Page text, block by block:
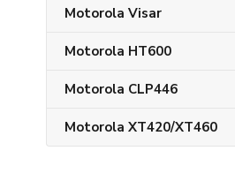
Motorola Visar
Motorola HT600
Motorola CLP446
Motorola XT420/XT460